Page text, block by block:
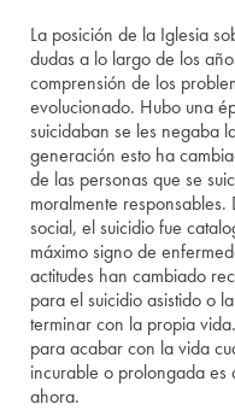
La posición de la Iglesia
dudas a lo largo de los
comprensión de los
evolucionado. Hubo una
suicidaban se les negaba
generación esto ha
de las personas que se
moralmente
social, el suicidio fue
máximo signo de
actitudes han cambiado
para el suicidio asistido o
terminar con la propia
para acabar con la vida
incurable o prolongada es
ahora.